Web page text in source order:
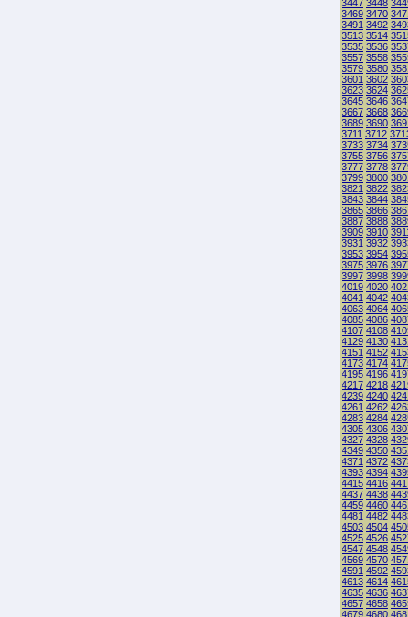
3447 3448
3469 3470
3491 3492
3513 3514
3535 3536
3557 3558
3579 3580
3601 3602
3623 3624
3645 3646
3667 3668
3689 3690
3711 3712
3733 3734
3755 3756
3777 3778
3799 3800
3821 3822
3843 3844
3865 3866
3887 3888
3909 3910
3931 3932
3953 3954
3975 3976
3997 3998
4019 4020
4041 4042
4063 4064
4085 4086
4107 4108
4129 4130
4151 4152
4173 4174
4195 4196
4217 4218
4239 4240
4261 4262
4283 4284
4305 4306
4327 4328
4349 4350
4371 4372
4393 4394
4415 4416
4437 4438
4459 4460
4481 4482
4503 4504
4525 4526
4547 4548
4569 4570
4591 4592
4613 4614
4635 4636
4657 4658
4679 4680